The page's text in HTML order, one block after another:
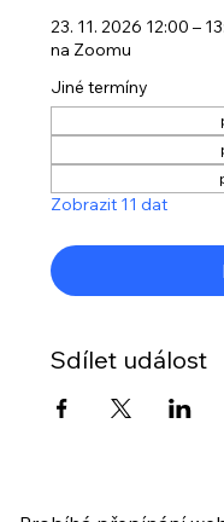
23. 11. 2026 12:00 –
na Zoomu
Jiné termíny
Zobrazit 11 dat
Sdílet událost